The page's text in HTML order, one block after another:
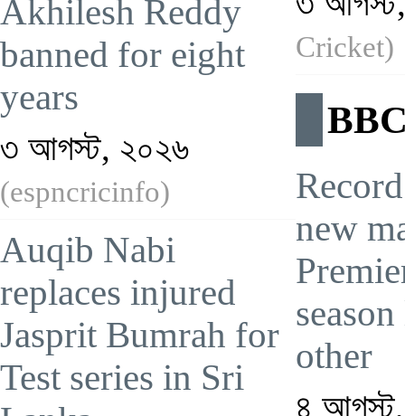
Akhilesh Reddy
banned for eight
years
৩ আগস্ট, ২০২৬
(espncricinfo)
Auqib Nabi
replaces injured
Jasprit Bumrah for
Test series in Sri
Cricket)
new
other
৪